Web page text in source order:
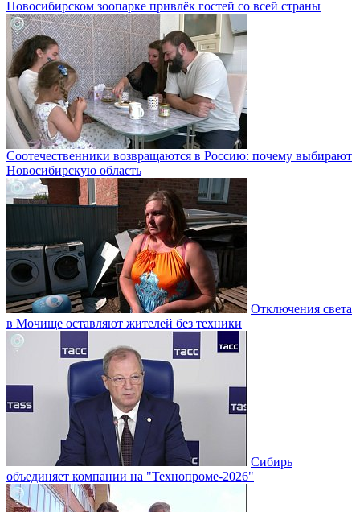
Новосибирском зоопарке привлёк гостей со всей страны
Соотечественники возвращаются в Россию: почему выбирают
Новосибирскую область
Отключения света
в Мочище оставляют жителей без техники
Сибирь
объединяет компании на "Технопроме-2026"